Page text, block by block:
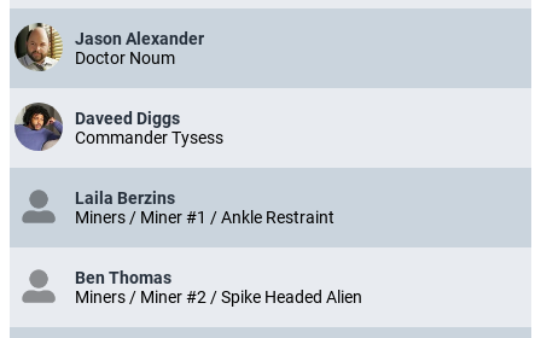
Jason Alexander
Doctor Noum
Daveed Diggs
Commander Tysess
Laila Berzins
Miners / Miner #1 / Ankle Restraint
Ben Thomas
Miners / Miner #2 / Spike Headed Alien